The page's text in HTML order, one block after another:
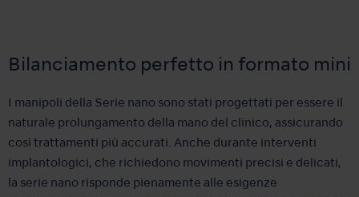
Bilanciamento perfetto in formato mini
I manipoli della Serie nano sono stati progettati per essere il
naturale prolungamento della mano del clinico, assicurando
così trattamenti più accurati. Anche durante interventi
implantologici, che richiedono movimenti precisi e delicati,
la serie nano risponde pienamente alle esigenze